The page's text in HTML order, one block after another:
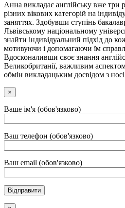
Анна викладає англійську вже
різних вікових категорій на
заняттях. Здобувши ступінь
Львівському національному
знайти індивідуальний підхід до
мотивуючи і допомагаючи їм
Вдосконаливши своє знання
Великобританії, важливим
обмін викладацьким досвідом з
×
Ваше ім'я (обов'язково)
Ваш телефон (обов'язково)
Ваш email (обов'язково)